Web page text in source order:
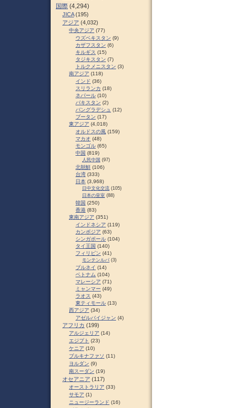
国際 (4,294)
JICA(195)
アジア (4,032)
中央アジア (77)
ウズベキスタン (9)
カザフスタン (6)
キルギス (15)
タジキスタン (7)
トルクメニスタン (3)
南アジア (118)
インド (36)
スリランカ (18)
ネパール (10)
パキスタン (2)
バングラデシュ (12)
ブータン (17)
東アジア (4,018)
オルドスの風 (159)
マカオ (48)
モンゴル (65)
中国 (819)
人民中国 (97)
北朝鮮 (106)
台湾 (333)
日本 (3,968)
日中文化交流 (105)
日本の皇室 (88)
韓国 (250)
香港 (83)
東南アジア (351)
インドネシア (119)
カンボジア (63)
シンガポール (104)
タイ王国 (140)
フィリピン (41)
モンテンルパ (3)
ブルネイ (14)
ベトナム (104)
マレーシア (71)
ミャンマー (49)
ラオス (43)
東ティモール (13)
西アジア (34)
アゼルバイジャン (4)
アフリカ (199)
アルジェリア (14)
エジプト (23)
ケニア (10)
ブルキナファソ (11)
ヨルダン (9)
南スーダン (19)
オセアニア (117)
オーストラリア (33)
サモア (1)
ニュージーランド (16)